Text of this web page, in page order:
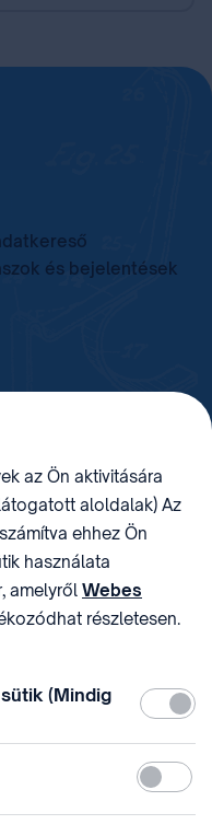
és bejelentések
2-42
RÖVID NEVE
KRID:
az Ön aktivitására
aloldalak) Az
ehhez Ön
használata
amelyről Webes
részletesen.
(Mindig